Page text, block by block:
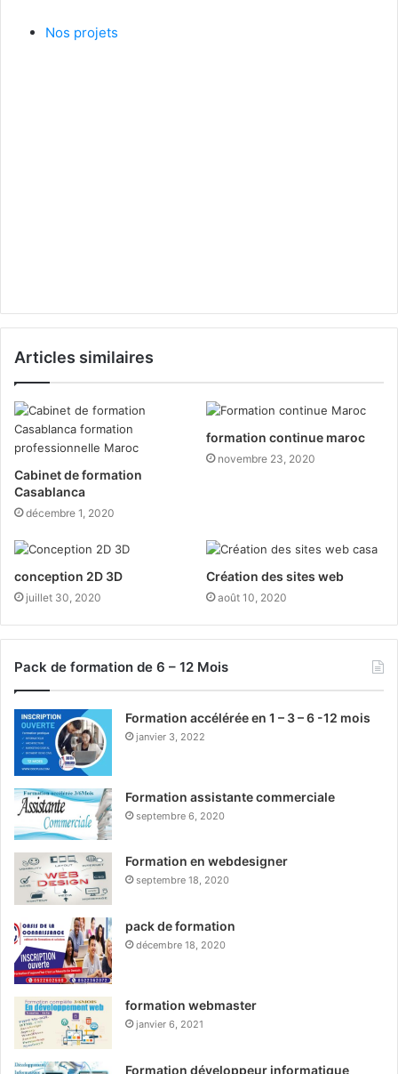
Nos projets
Articles similaires
Cabinet de formation
Casablanca
décembre 1, 2020
formation continue maroc
novembre 23, 2020
conception 2D 3D
juillet 30, 2020
Création des sites web
août 10, 2020
Pack de formation de 6 – 12 Mois
Formation accélérée en 1 – 3 – 6 -12 mois
janvier 3, 2022
Formation assistante commerciale
septembre 6, 2020
Formation en webdesigner
septembre 18, 2020
pack de formation
décembre 18, 2020
formation webmaster
janvier 6, 2021
Formation développeur informatique